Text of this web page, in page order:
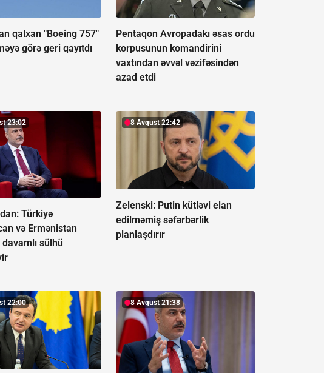
qalxan "Boeing 757"
görə geri qayıtdı
Pentaqon Avropadakı əsas ordu
korpusunun komandirini
vaxtından əvvəl vəzifəsindən
azad etdi
23:02
Türkiyə
və Ermənistan
davamlı sülhü
8 Avqust 22:42
Zelenski: Putin kütləvi elan
edilməmiş səfərbərlik
planlaşdırır
22:00 8 Avqust 21:38